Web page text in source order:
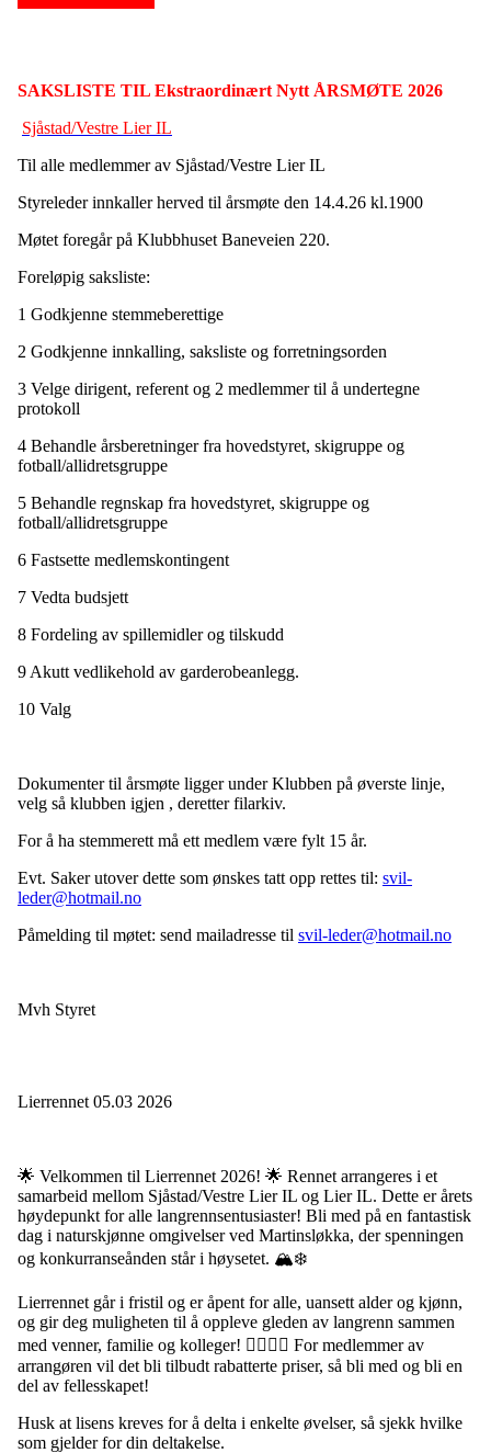
SAKSLISTE TIL Ekstraordinært Nytt ÅRSMØTE 2026
Sjåstad/Vestre Lier IL
Til alle medlemmer av Sjåstad/Vestre Lier IL
Styreleder innkaller herved til årsmøte den 14.4.26 kl.1900
Møtet foregår på Klubbhuset Baneveien 220.
Foreløpig saksliste:
1 Godkjenne stemmeberettige
2 Godkjenne innkalling, saksliste og forretningsorden
3 Velge dirigent, referent og 2 medlemmer til å undertegne
protokoll
4 Behandle årsberetninger fra hovedstyret, skigruppe og
fotball/allidretsgruppe
5 Behandle regnskap fra hovedstyret, skigruppe og
fotball/allidretsgruppe
6 Fastsette medlemskontingent
7 Vedta budsjett
8 Fordeling av spillemidler og tilskudd
9 Akutt vedlikehold av garderobeanlegg.
10 Valg
Dokumenter til årsmøte ligger under Klubben på øverste linje,
velg så klubben igjen , deretter filarkiv.
For å ha stemmerett må ett medlem være fylt 15 år.
Evt. Saker utover dette som ønskes tatt opp rettes til: svil-
leder@hotmail.no
Påmelding til møtet: send mailadresse til svil-leder@hotmail.no
Mvh Styret
Lierrennet 05.03 2026
🌟 Velkommen til Lierrennet 2026! 🌟 Rennet arrangeres i et
samarbeid mellom Sjåstad/Vestre Lier IL og Lier IL. Dette er årets
høydepunkt for alle langrennsentusiaster! Bli med på en fantastisk
dag i naturskjønne omgivelser ved Martinsløkka, der spenningen
og konkurranseånden står i høysetet. 🏔️❄️
Lierrennet går i fristil og er åpent for alle, uansett alder og kjønn,
og gir deg muligheten til å oppleve gleden av langrenn sammen
med venner, familie og kolleger! 🏃‍♂️🏃‍♀️ For medlemmer av
arrangøren vil det bli tilbudt rabatterte priser, så bli med og bli en
del av fellesskapet!
Husk at lisens kreves for å delta i enkelte øvelser, så sjekk hvilke
som gjelder for din deltakelse.